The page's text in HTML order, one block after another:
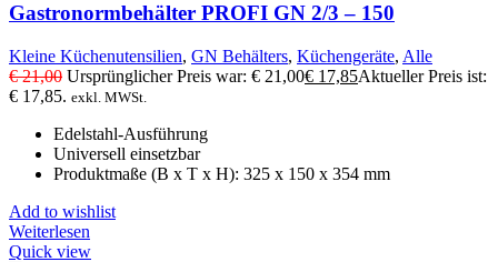
Gastronormbehälter PROFI GN 2/3 – 150
Kleine Küchenutensilien, GN Behälters, Küchengeräte, Alle
€21,00 Ursprünglicher Preis war: € 21,00€ 17,85Aktueller Preis ist:
€ 17,85. exkl. MWSt.
Edelstahl-Ausführung
Universell einsetzbar
Produktmaße (B x T x H): 325 x 150 x 354 mm
Add to wishlist
Weiterlesen
Quick view